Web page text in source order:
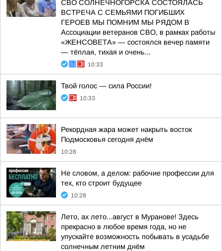
СВО СОЛНЕЧНОГОРСКА СОСТОЯЛАСЬ
ВСТРЕЧА С СЕМЬЯМИ ПОГИБШИХ
ГЕРОЕВ МЫ ПОМНИМ МЫ РЯДОМ В
Ассоциации ветеранов СВО, в рамках работы
«ЖЕНСОВЕТА» — состоялся вечер памяти
— тёплая, тихая и очень...
10:33
Твой голос — сила России!
10:33
Рекордная жара может накрыть восток
Подмосковья сегодня днём
10:28
Не словом, а делом: рабочие профессии для
тех, кто строит будущее
10:28
Лето, ах лето...август в Муранове! Здесь
прекрасно в любое время года, но не
упускайте возможность побывать в усадьбе
солнечным летним днём